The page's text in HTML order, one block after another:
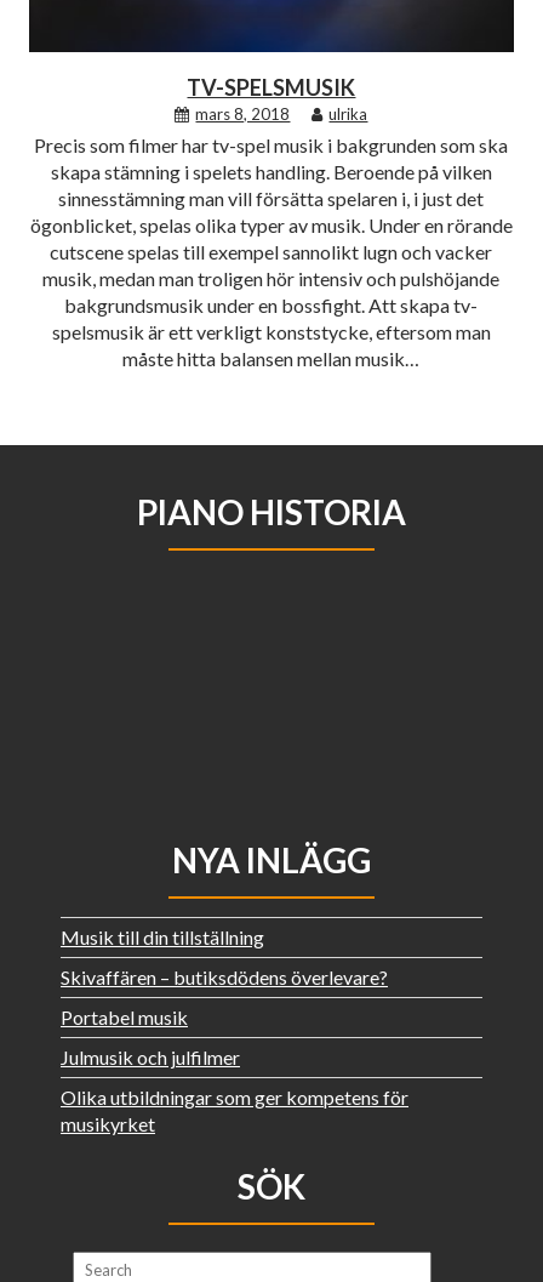
TV-SPELSMUSIK
mars 8, 2018 ulrika
Precis som filmer har tv-spel musik i bakgrunden som ska
skapa stämning i spelets handling. Beroende på vilken
sinnesstämning man vill försätta spelaren i, i just det
ögonblicket, spelas olika typer av musik. Under en rörande
cutscene spelas till exempel sannolikt lugn och vacker
musik, medan man troligen hör intensiv och pulshöjande
bakgrundsmusik under en bossfight. Att skapa tv-
spelsmusik är ett verkligt konststycke, eftersom man
måste hitta balansen mellan musik…
PIANO HISTORIA
NYA INLÄGG
Musik till din tillställning
Skivaffären – butiksdödens överlevare?
Portabel musik
Julmusik och julfilmer
Olika utbildningar som ger kompetens för
musikyrket
SÖK